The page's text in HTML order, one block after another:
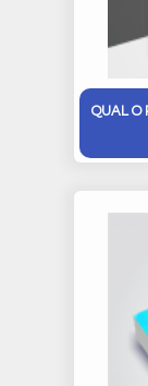
QUAL O